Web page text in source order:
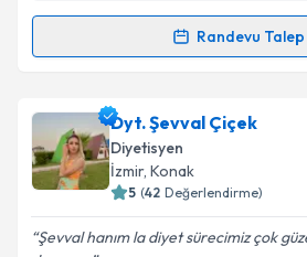
kapsamda işlenmesini kabul
Randevu Talep
Randevu Takvimi Talebi
Dyt. Gamze Şentürkiçin
oluşturun. Size bu uzmandan
takvim hazırlandığında e-posta
Dyt. Şevval Çiçek
Diyetisyen
İzmir, Konak
5 (42 Değerlendirme)
Şevval hanım la diyet sürecimiz çok